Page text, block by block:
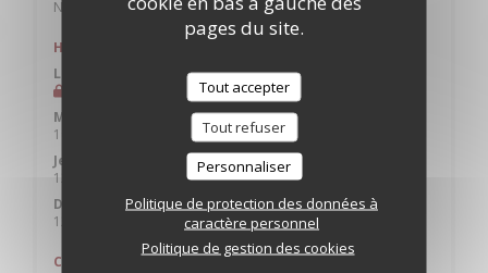
pages du site.
Tout accepter
Tout refuser
Personnaliser
Politique de protection des données à
caractère personnel
Politique de gestion des cookies
Notre Dame des Champs
Horaires
Lun
Mercredi
19h00 - 22h00
Jeu
12h00 - 14h30
19h00 - 22h00
Dimanche
12h00 - 14h30
Cuisine